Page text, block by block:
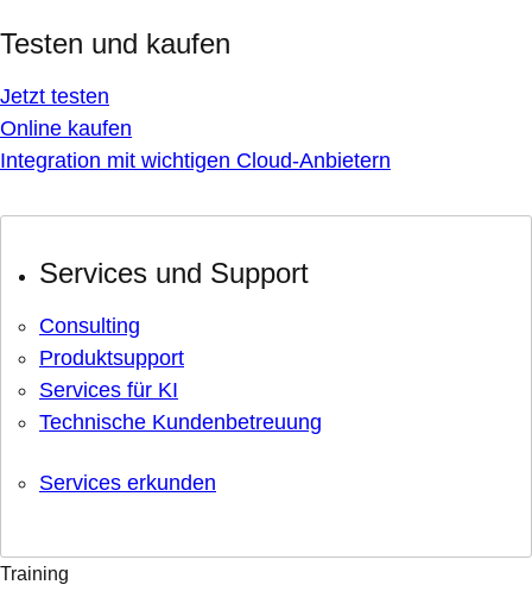
Testen und kaufen
Jetzt testen
Online kaufen
Integration mit wichtigen Cloud-Anbietern
Services und Support
Consulting
Produktsupport
Services für KI
Technische Kundenbetreuung
Services erkunden
Training